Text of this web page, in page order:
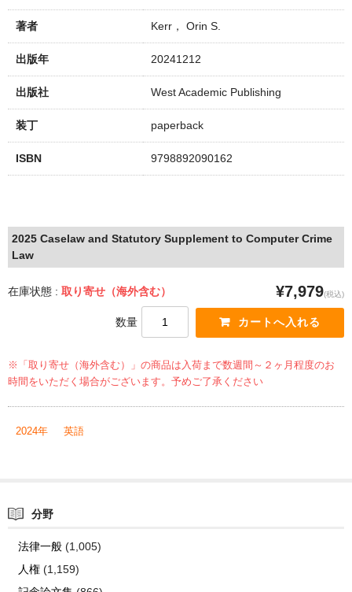
著者 Kerr， Orin S.
出版年 20241212
出版社 West Academic Publishing
装丁 paperback
ISBN 9798892090162
2025 Caselaw and Statutory Supplement to Computer Crime
Law
在庫状態 : 取り寄せ（海外含む） ¥7,979(税込)
数量
※「取り寄せ（海外含む）」の商品は入荷まで数週間～２ヶ月程度のお
時間をいただく場合がございます。予めご了承ください
2024年 英語
分野
法律一般(1,005)
人権(1,159)